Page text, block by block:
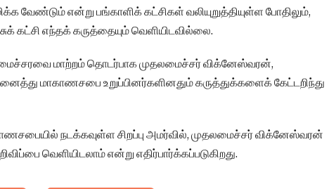
வேண்டும் என்று பங்காளிக் கட்சிகள் வலியுறுத்தியுள்ள போதிலும்,
கட்சி எந்தக் கருத்தையும் வெளியிடவில்லை.
மாற்றம் தொடர்பாக முதலமைச்சர் விக்னேஸ்வரன்,
மாகாணசபை உறுப்பினர்களினதும் கருத்துக்களைக் கேட்டறிந்து
நடக்கவுள்ள சிறப்பு அமர்வில், முதலமைச்சர் விக்னேஸ்வரன்
வெளியிடலாம் என்று எதிர்பார்க்கப்படுகிறது.